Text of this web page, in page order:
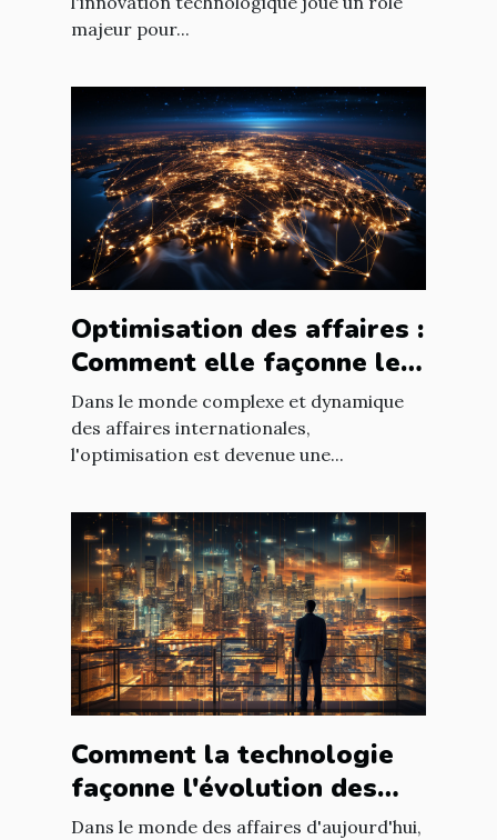
majeur pour...
Optimisation des affaires :
Comment elle façonne le
paysage économique
international
Dans le monde complexe et dynamique
des affaires internationales,
l'optimisation est devenue une...
Comment la technologie
façonne l'évolution des
entreprises
Dans le monde des affaires d'aujourd'hui,